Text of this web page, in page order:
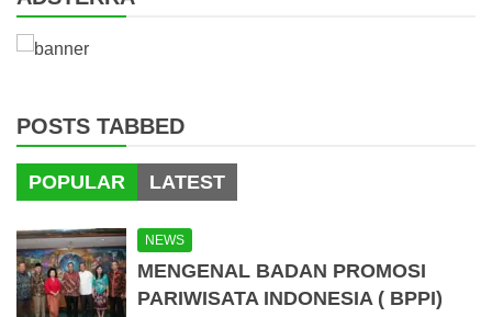
POSTS TABBED
POPULAR LATEST
NEWS
MENGENAL BADAN PROMOSI
PARIWISATA INDONESIA ( BPPI)